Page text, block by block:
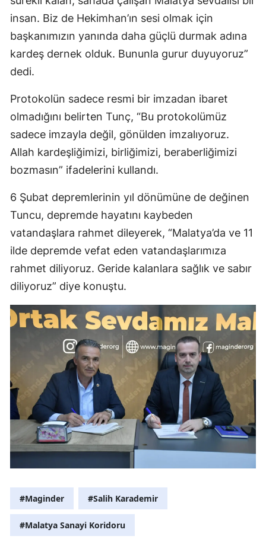
insan. Biz de Hekimhan’ın sesi olmak için
başkanımızın yanında daha güçlü durmak adına
kardeş dernek olduk. Bununla gurur duyuyoruz”
dedi.
Protokolün sadece resmi bir imzadan ibaret
olmadığını belirten Tunç, “Bu protokolümüz
sadece imzayla değil, gönülden imzalıyoruz.
Allah kardeşliğimizi, birliğimizi, beraberliğimizi
bozmasın” ifadelerini kullandı.
6 Şubat depremlerinin yıl dönümüne de değinen
Tuncu, depremde hayatını kaybeden
vatandaşlara rahmet dileyerek, “Malatya’da ve 11
ilde depremde vefat eden vatandaşlarımıza
rahmet diliyoruz. Geride kalanlara sağlık ve sabır
diliyoruz” diye konuştu.
#Maginder #Salih Karademir
#Malatya Sanayi Koridoru